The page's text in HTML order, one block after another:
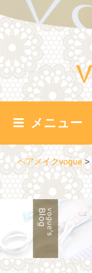
ン
テ
ツ
へ
ス
キ
メニュー
ヘアメイクvogue>